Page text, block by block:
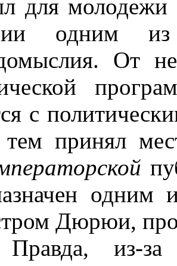
для молодежи
одним
От
с
тем принял
одним
Дюрюи,
из-за